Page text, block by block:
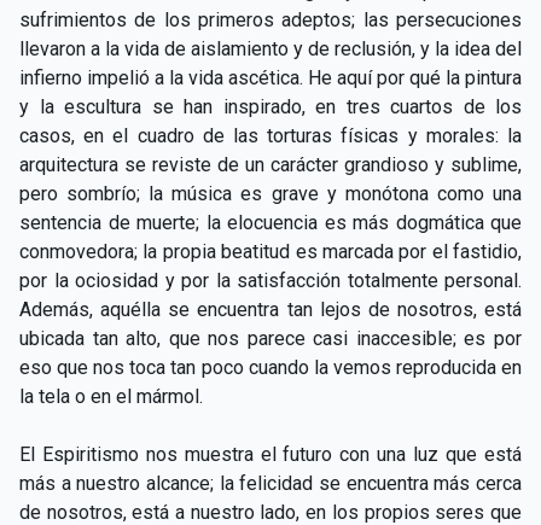
sufrimientos de los primeros adeptos; las persecuciones
llevaron a la vida de aislamiento y de reclusión, y la idea del
infierno impelió a la vida ascética. He aquí por qué la pintura
y la escultura se han inspirado, en tres cuartos de los
casos, en el cuadro de las torturas físicas y morales: la
arquitectura se reviste de un carácter grandioso y sublime,
pero sombrío; la música es grave y monótona como una
sentencia de muerte; la elocuencia es más dogmática que
conmovedora; la propia beatitud es marcada por el fastidio,
por la ociosidad y por la satisfacción totalmente personal.
Además, aquélla se encuentra tan lejos de nosotros, está
ubicada tan alto, que nos parece casi inaccesible; es por
eso que nos toca tan poco cuando la vemos reproducida en
la tela o en el mármol.
El Espiritismo nos muestra el futuro con una luz que está
más a nuestro alcance; la felicidad se encuentra más cerca
de nosotros, está a nuestro lado, en los propios seres que